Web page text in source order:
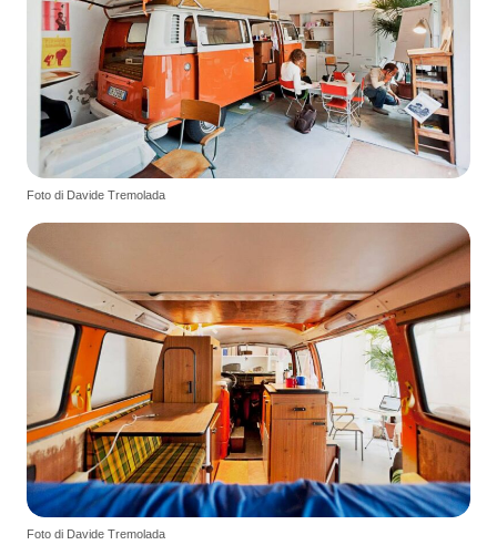
Foto di Davide Tremolada
Foto di Davide Tremolada